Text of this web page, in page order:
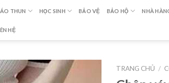
ÁO THUN HỌC SINH BẢO VỆ BẢO HỘ NHÀ
HỆ
TRANG CHỦ /